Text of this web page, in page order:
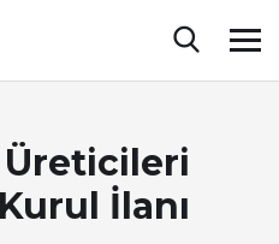
İlanı